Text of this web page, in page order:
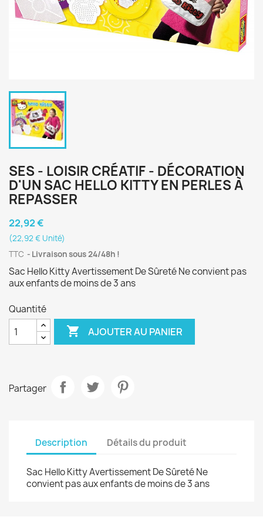
SES - LOISIR CRÉATIF - DÉCORATION
D'UN SAC HELLO KITTY EN PERLES À
REPASSER
22,92 €
(22,92 € Unité)
TTC
Livraison sous 24/48h !
Sac Hello Kitty Avertissement De Sûreté Ne convient pas
aux enfants de moins de 3 ans
Quantité
 AJOUTER AU PANIER
Partager
Description Détails du produit
Sac Hello Kitty Avertissement De Sûreté Ne
convient pas aux enfants de moins de 3 ans